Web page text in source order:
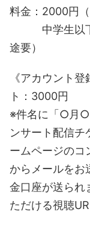
料金：2000円
中学生以下
途要）
《アカウント
ト：3000円
※件名に「○月○
ンサート配信チ
ームページのコ
からメールをお
金口座が送られ
ただける視聴